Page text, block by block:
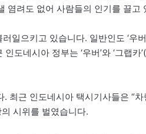
염려도 없어 사람들의 인기를 끌고
일으키고 있습니다. 일반인도 ‘우
도네시아 정부는 ‘우버’와 ‘그랩
최근 인도네시아 택시기사들은 “
시위를 벌였습니다.